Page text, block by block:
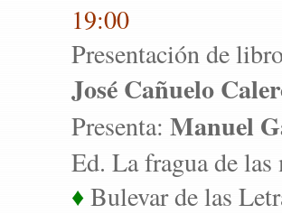
19:00
Presentación de
José Cañuelo
Presenta: Manuel
Ed. La fragua de las
♦Bulevar de las